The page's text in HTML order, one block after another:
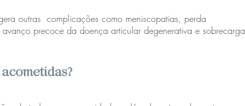
outras  complicações como meniscopatias, perda
avanço precoce da doença articular degenerativa e sobrecarga